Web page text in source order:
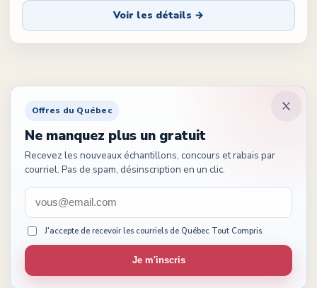
Voir les détails →
Offres du Québec
Ne manquez plus un gratuit
Recevez les nouveaux échantillons, concours et rabais par
courriel. Pas de spam, désinscription en un clic.
J'accepte de recevoir les courriels de Québec Tout Compris.
Je m'inscris